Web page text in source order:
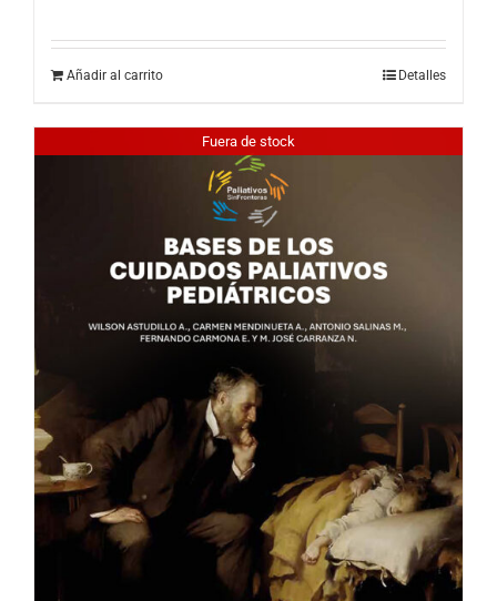
Añadir al carrito Detalles
Fuera de stock